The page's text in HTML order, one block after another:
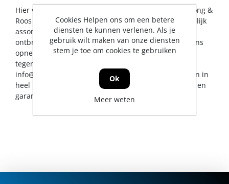
Hier vindt u alles op het gebied van lashelmen. De Jong &
Roos BV probeert u op dit gebied een zo breed mogelijk
assortiment aan te bieden. Mocht er toch een artikel
ontbreken, dan kunt u natuurlijk altijd contact met ons
opnemen voor een vakkundig advies en/of bestelling
tegen een scherpe prijs. U kunt ons bereiken via
info@jrs.nl
of telefonisch op 0224-273327. Wij leveren in
heel Nederland, uiteraard met professionele service en
garantievoorwaarden.
Cookies Helpen ons om een betere
diensten te kunnen verlenen. Als je
gebruik wilt maken van onze diensten
stem je toe om cookies te gebruiken
Ok
Meer weten